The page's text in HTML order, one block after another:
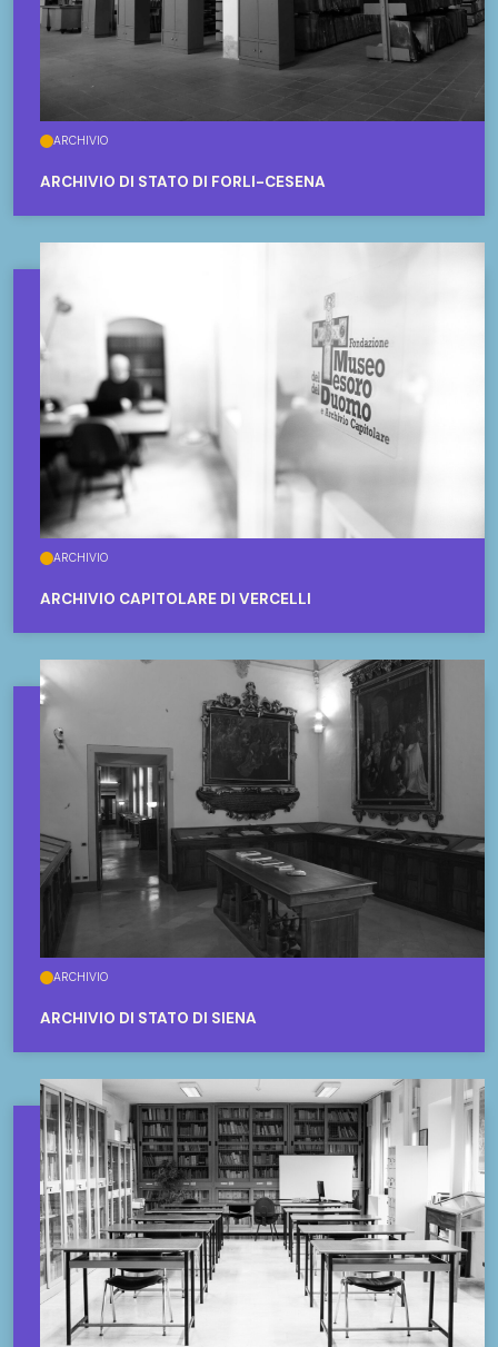
ARCHIVIO
ARCHIVIO DI STATO DI FORLÌ-CESENA
ARCHIVIO
ARCHIVIO CAPITOLARE DI VERCELLI
ARCHIVIO
ARCHIVIO DI STATO DI SIENA